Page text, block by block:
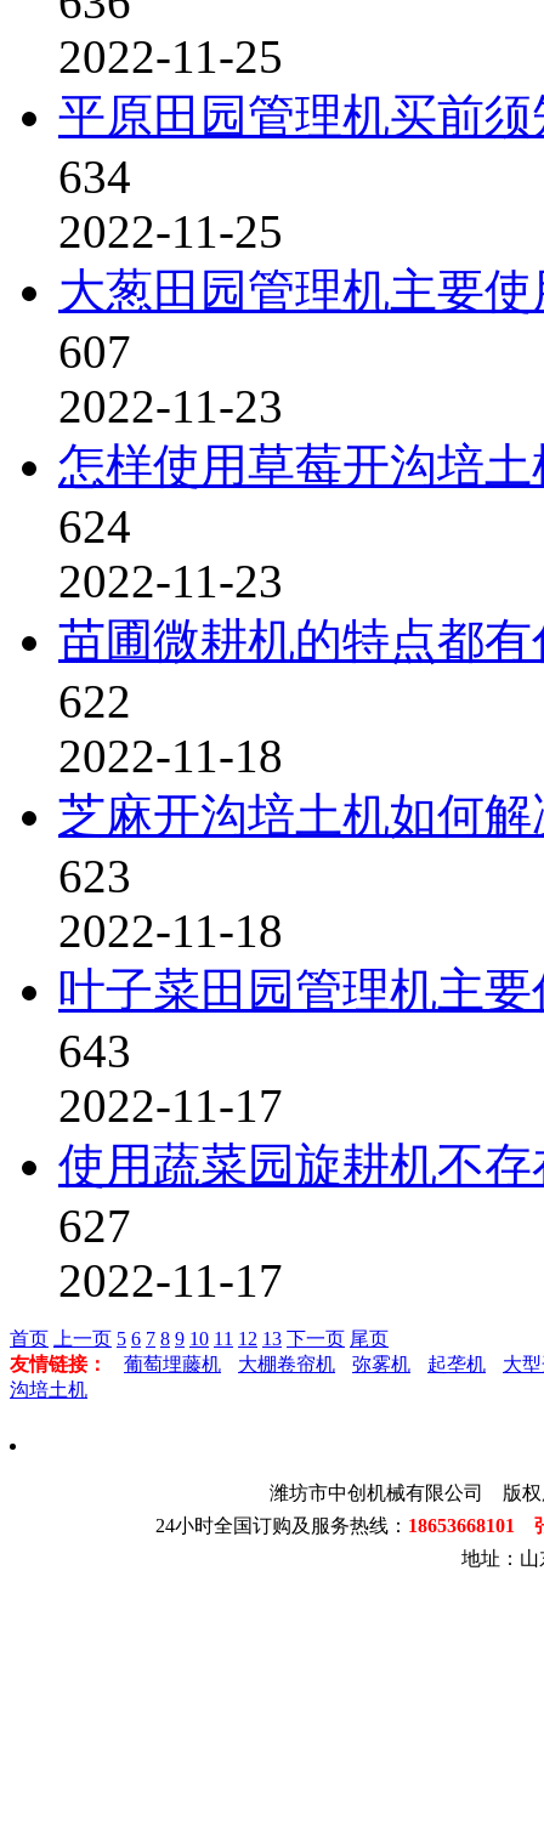
2022-11-25
平原田园管理机买前须
634
2022-11-25
大葱田园管理机主要
607
2022-11-23
怎样使用草莓开沟培
624
2022-11-23
苗圃微耕机的特点都有
622
2022-11-18
芝麻开沟培土机如何
623
2022-11-18
叶子菜田园管理机主
643
2022-11-17
使用蔬菜园旋耕机不
627
2022-11-17
首页 上一页 5 6 7 8 9 10 11 12 13 下一页 尾页
友情链接：
葡萄埋藤机 大棚卷帘机 弥雾机 起垄机
大
沟培土机
潍坊市中创机械有限公司 版
24小时全国订购及服务热线： 18653668101
地址：山